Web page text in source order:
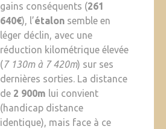
gains conséquents (261
640€), l’étalonsemble en
léger déclin, avec une
réduction kilométrique élevée
(7 130m à 7 420m) sur ses
dernières sorties. La distance
de 2 900m lui convient
(handicap distance
identique), mais face à ce